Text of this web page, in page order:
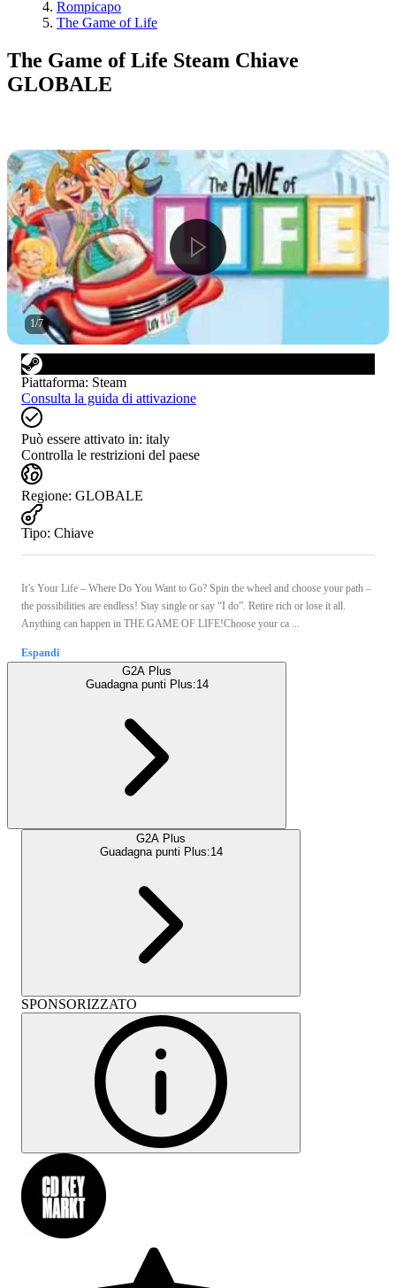
Rompicapo
The Game of Life
The Game of Life Steam Chiave
GLOBALE
1/7
Piattaforma: Steam
Consulta la guida di attivazione
Può essere attivato in: italy
Controlla le restrizioni del paese
Regione: GLOBALE
Tipo: Chiave
It’s Your Life – Where Do You Want to Go? Spin the wheel and choose your path –
the possibilities are endless! Stay single or say “I do”. Retire rich or lose it all.
Anything can happen in THE GAME OF LIFE!Choose your ca ...
Espandi
G2A Plus
Guadagna punti Plus:14
G2A Plus
Guadagna punti Plus:14
SPONSORIZZATO